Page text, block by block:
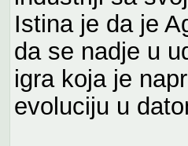
Istina je da je
da se nadje u
igra koja je
evoluciju u